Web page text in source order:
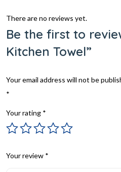
There are no reviews yet.
Be the first to
Kitchen Towel”
Your email address will not be
*
Your rating *
Your review *